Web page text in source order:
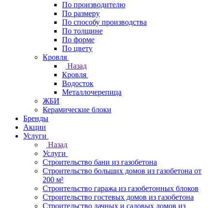
По производителю
По размеру
По способу производства
По толщине
По форме
По цвету
Кровля
Назад
Кровля
Водосток
Металлочерепица
ЖБИ
Керамические блоки
Бренды
Акции
Услуги
Назад
Услуги
Строительство бани из газобетона
Строительство больших домов из газобетона от
200 м²
Строительство гаража из газобетонных блоков
Строительство гостевых домов из газобетона
Строительство дачных и садовых домов из